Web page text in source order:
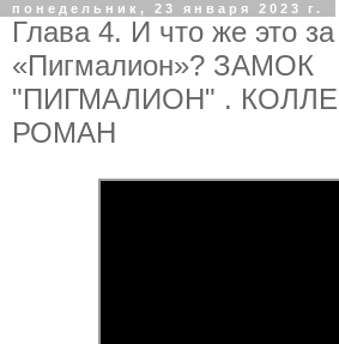
понедельник, 23 января 2023 г.
Глава 4. И что же это за
«Пигмалион»? ЗАМОК
"ПИГМАЛИОН" .
РОМАН